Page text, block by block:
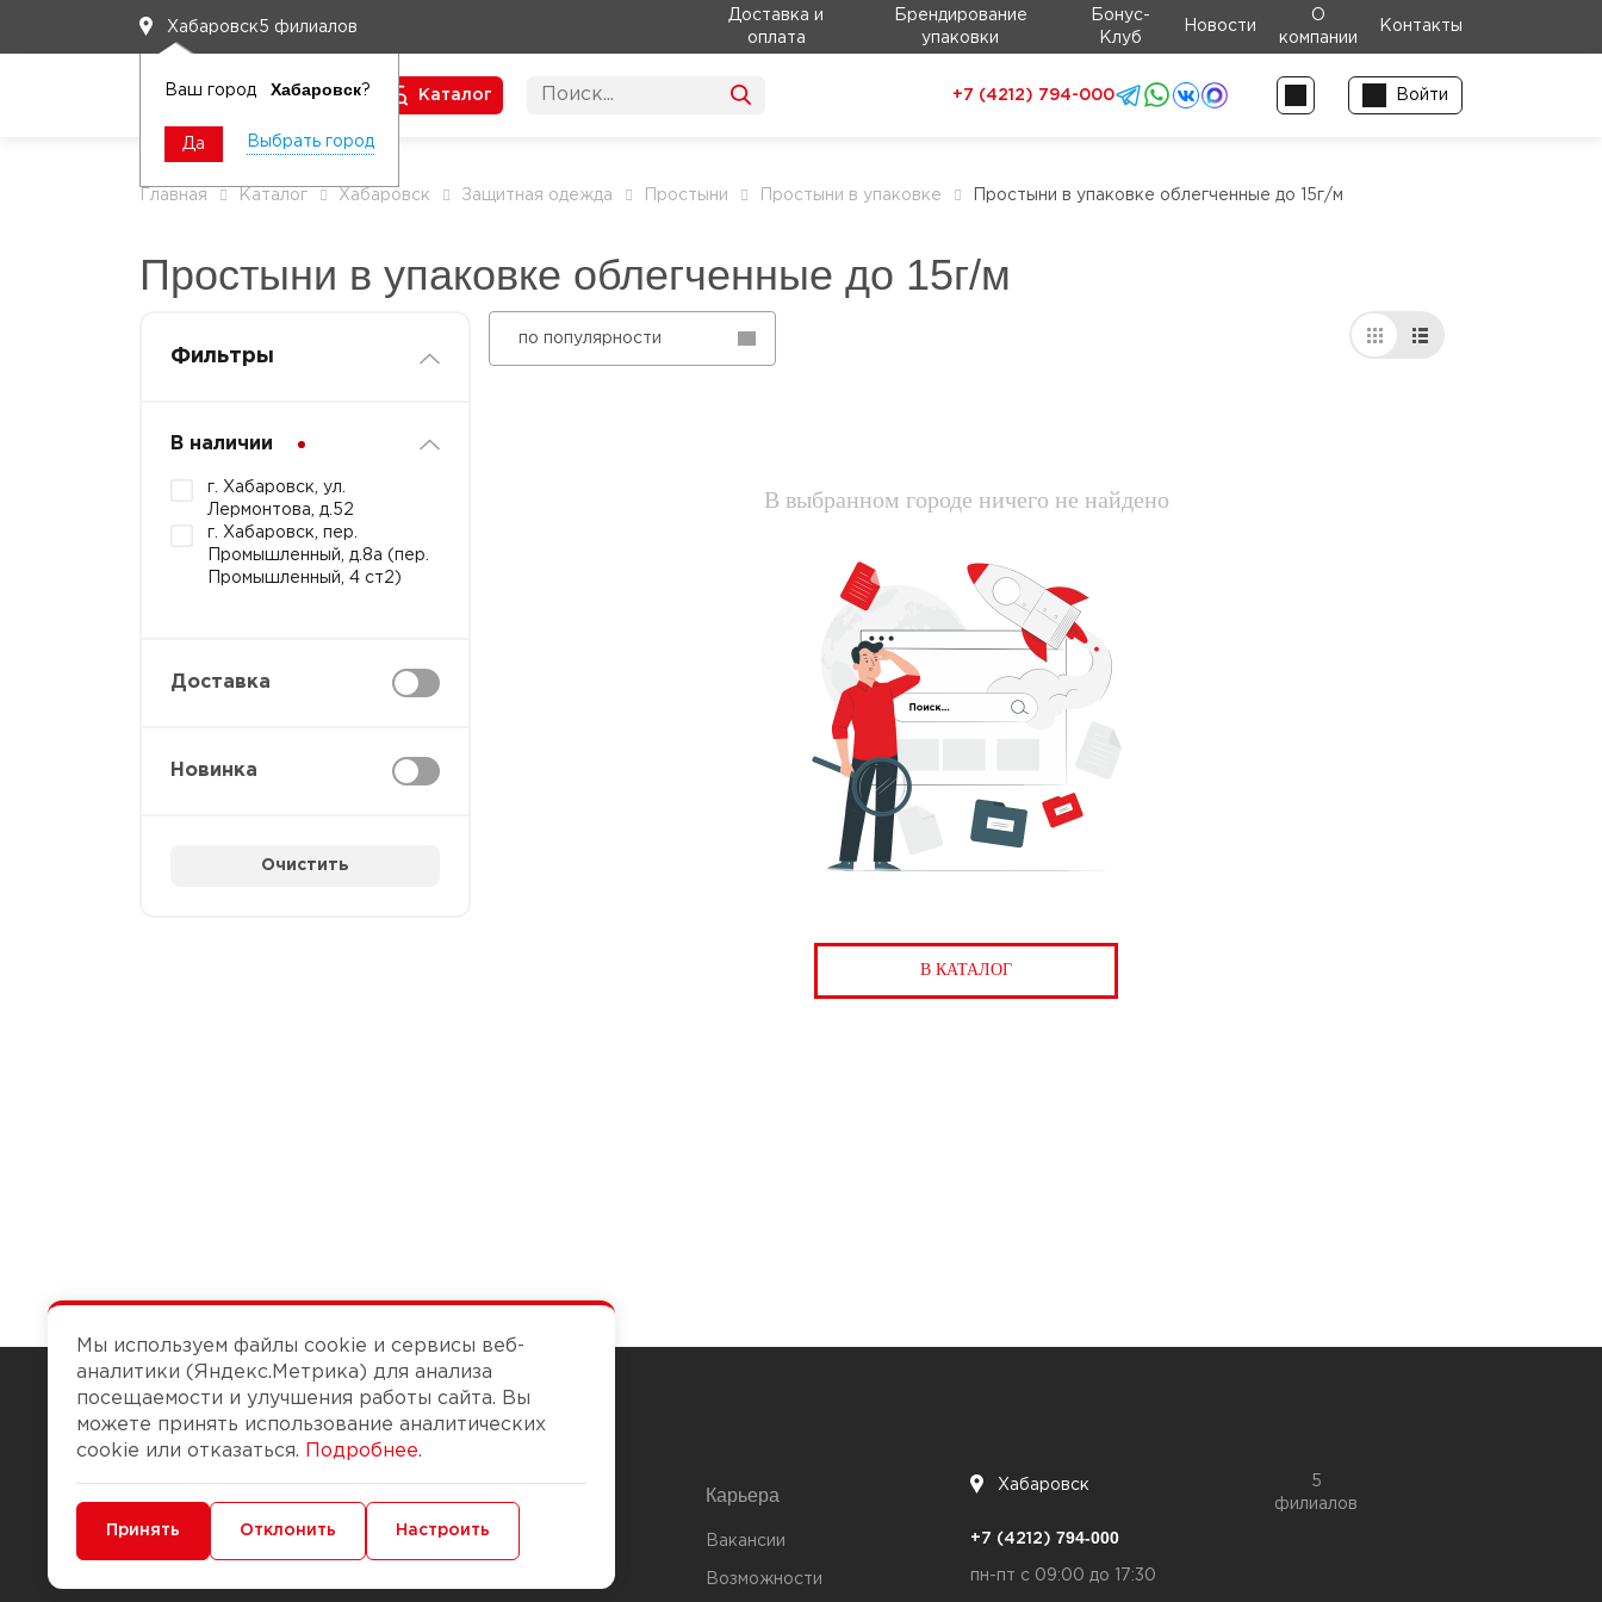
Хабаровск5 филиалов
Ваш город Хабаровск?
Да Выбрать город
Доставка и
оплата
Брендирование
упаковки
Бонус-
Клуб
Новости
О
компании
Контакты
Каталог +7 (4212) 794-000 Войти
Главная Каталог Хабаровск Защитная одежда Простыни Простыни в упаковке Простыни в упаковке облегченные до 15г/м
Простыни в упаковке облегченные до 15г/м
Фильтры
В наличии
г. Хабаровск, ул.
Лермонтова, д.52
г. Хабаровск, пер.
Промышленный, д.8а (пер.
Промышленный, 4 ст2)
Доставка
Новинка
Очистить
по популярности
В выбранном городе ничего не найдено
В КАТАЛОГ
Чтобы вам легко работалось
Доставка и оплата
Карьера
Вакансии
Возможности
Хабаровск
5
филиалов
+7 (4212) 794-000
пн-пт с 09:00 до 17:30
Мы используем файлы cookie и сервисы веб-
аналитики (Яндекс.Метрика) для анализа
посещаемости и улучшения работы сайта. Вы
можете принять использование аналитических
cookie или отказаться.
Подробнее.
Минимальные Функциональные/Аналитические
Принять Отклонить Настроить